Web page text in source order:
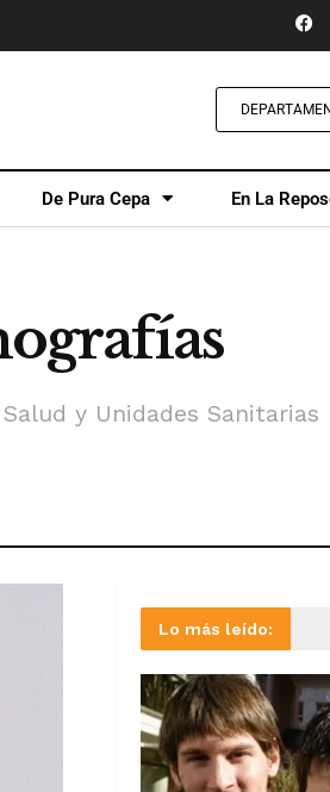
De Pura Cepa En La
y Unidades Sanitarias
Lo más leído: